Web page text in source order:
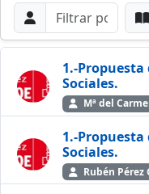
Filtros de
Buscar por Orador
Buscar
1.-
Sociales.
Mª del
1.-
Sociales.
Rubén Pérez